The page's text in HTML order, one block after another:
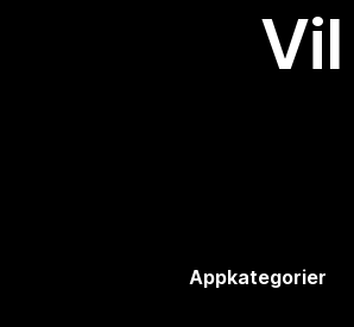
Appkategorier